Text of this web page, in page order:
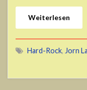
Weiterlesen
Hard-Rock, Jorn